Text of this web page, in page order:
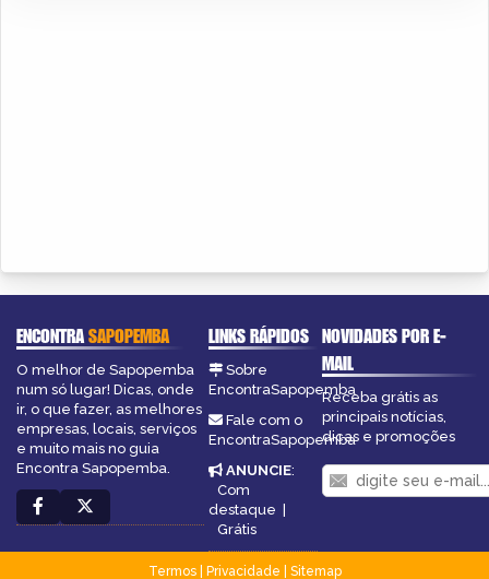
ENCONTRASAPOPEMBA
O melhor de Sapopemba
num só lugar! Dicas, onde
ir, o que fazer, as melhores
empresas, locais, serviços
e muito mais no guia
Encontra Sapopemba.
LINKS RÁPIDOS
Sobre
EncontraSapopemba
Fale com o
EncontraSapopemba
ANUNCIE:
Com
destaque |
Grátis
NOVIDADES POR E-
MAIL
Receba grátis as
principais notícias,
dicas e promoções
Termos| Privacidade
Sitemap